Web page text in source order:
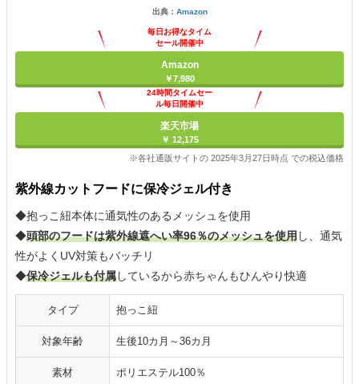
出典： Amazon
毎日お得なタイム
セール開催中
Amazon
￥7,980
24時間タイムセー
ル毎日開催中
楽天市場
￥ 12,175
※各社通販サイトの 2025年3月27日時点 での税込価格
紫外線カットフードに保冷ジェル付き
◆抱っこ紐本体に通気性のあるメッシュを使用
◆頭部のフードは紫外線遮へい率96％のメッシュを使用し、通気
性がよくUV対策もバッチリ
◆保冷ジェルも付属しているから赤ちゃんもひんやり快適
タイプ 抱っこ紐
対象年齢 生後10カ月～36カ月
素材 ポリエステル100％